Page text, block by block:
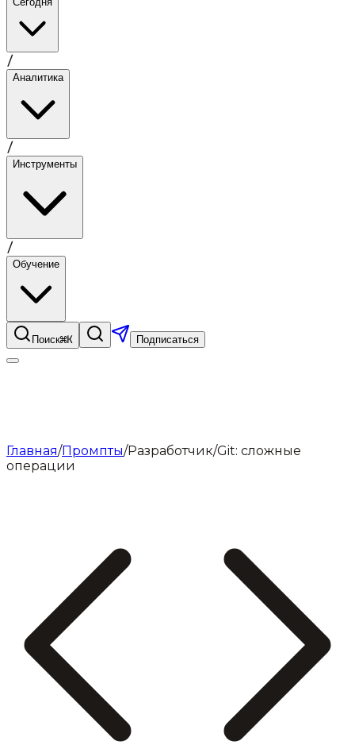
/
Аналитика
/
Инструменты
/
Обучение
Поиск⌘K Подписаться
Главная/Промпты/Разработчик/Git: сложные
операции